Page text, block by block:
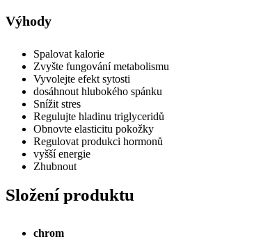
Výhody
Spalovat kalorie
Zvyšte fungování metabolismu
Vyvolejte efekt sytosti
dosáhnout hlubokého spánku
Snížit stres
Regulujte hladinu triglyceridů
Obnovte elasticitu pokožky
Regulovat produkci hormonů
vyšší energie
Zhubnout
Složení produktu
chrom